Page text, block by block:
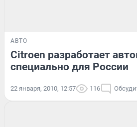
АВТО
Citroen разработает
специально для России
22 января, 2010, 12:57 116